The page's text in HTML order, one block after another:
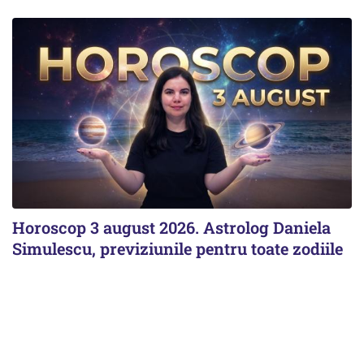
Horoscop 3 august 2026. Astrolog Daniela
Simulescu, previziunile pentru toate zodiile